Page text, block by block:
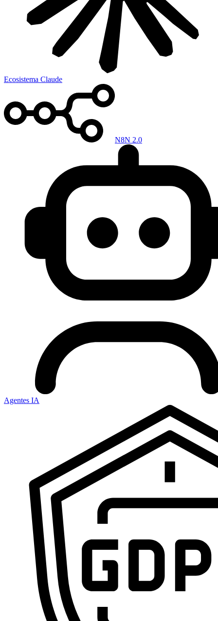
Ecosistema Claude
N8N 2.0
Agentes IA